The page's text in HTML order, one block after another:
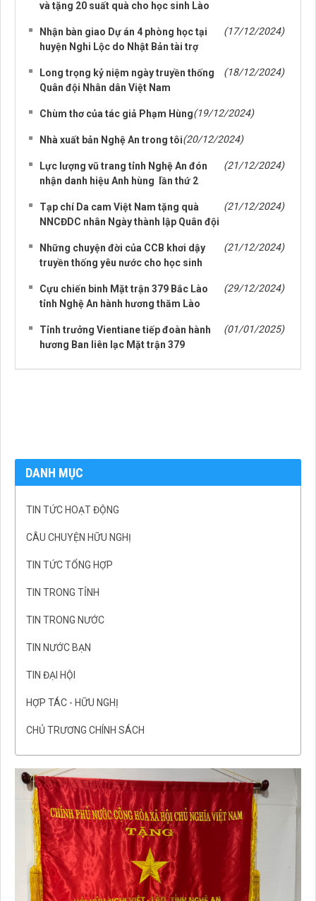
và tặng 20 suất quà cho học sinh Lào
Nhận bàn giao Dự án 4 phòng học tại
huyện Nghi Lộc do Nhật Bản tài trợ
(17/12/2024)
Long trọng kỷ niệm ngày truyền thống
Quân đội Nhân dân Việt Nam
(18/12/2024)
Chùm thơ của tác giả Phạm Hùng(19/12/2024)
Nhà xuất bản Nghệ An trong tôi(20/12/2024)
Lực lượng vũ trang tỉnh Nghệ An đón
nhận danh hiệu Anh hùng lần thứ 2
(21/12/2024)
Tạp chí Da cam Việt Nam tặng quà
NNCĐDC nhân Ngày thành lập Quân đội
(21/12/2024)
Những chuyện đời của CCB khơi dậy
truyền thống yêu nước cho học sinh
(21/12/2024)
Cựu chiến binh Mặt trận 379 Bắc Lào
tỉnh Nghệ An hành hương thăm Lào
(29/12/2024)
Tỉnh trưởng Vientiane tiếp đoàn hành
hương Ban liên lạc Mặt trận 379
(01/01/2025)
DANH MỤC
TIN TỨC HOẠT ĐỘNG
CÂU CHUYỆN HỮU NGHỊ
TIN TỨC TỔNG HỢP
TIN TRONG TỈNH
TIN TRONG NƯỚC
TIN NƯỚC BẠN
TIN ĐẠI HỘI
HỢP TÁC - HỮU NGHỊ
CHỦ TRƯƠNG CHÍNH SÁCH